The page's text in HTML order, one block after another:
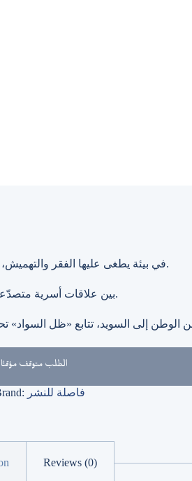
في بيئة يطغى عليها الفقر والتهميش، تحاول خدوج إنقاذ ابنتها حنان من حياةٍ لم تخترها، بينما يثقل العائلة ماضٍ مليء بالقسوة والعنصرية.
بين علاقات أسرية متصدّعة وأحلام بالهروب، تتشكل رحلة إنسانية تكشف كيف يترك العنف بصمته حتى على محاولات النجاة.
الوطن إلى السويد، تتابع «ظل السواد»
الطلب متوقف مؤقتًا
فاصلة للنشر
Reviews (0)